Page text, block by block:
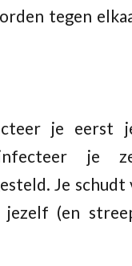
tegen
je eerst
je
Je
jezelf (en